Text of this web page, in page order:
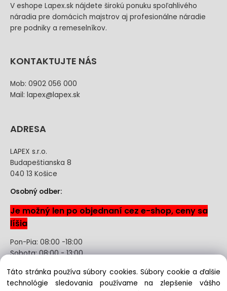
V eshope Lapex.sk nájdete širokú ponuku spoľahlivého
náradia pre domácich majstrov aj profesionálne náradie
pre podniky a remeselníkov.
KONTAKTUJTE NÁS
Mob: 0902 056 000
Mail: lapex@lapex.sk
ADRESA
LAPEX s.r.o.
Budapeštianska 8
040 13 Košice
Osobný odber:
Je možný len po objednaní cez e-shop, ceny sa
líšia
Pon-Pia: 08:00 -18:00
Sobota: 08:00 - 13:00
Odstúpenie od kúpnej zmluvy uzavretej na diaľku bez
Táto stránka používa súbory cookies. Súbory cookie a ďalšie
technológie sledovania používame na zlepšenie vášho